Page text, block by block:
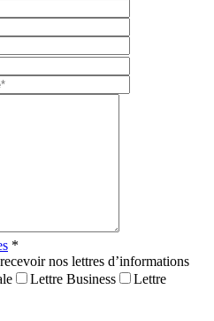
*
nos lettres d’informations
Lettre Business
Lettre